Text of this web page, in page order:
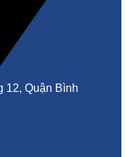
12, Quận Bình